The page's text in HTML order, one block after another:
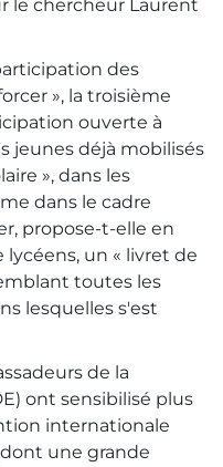
le chercheur Laurent
des
», la troisième
ouverte à
jeunes déjà mobilisés
», dans les
dans le cadre
propose-t-elle en
un « livret de
toutes les
lesquelles s'est
de la
) ont sensibilisé plus
internationale
dont une grande